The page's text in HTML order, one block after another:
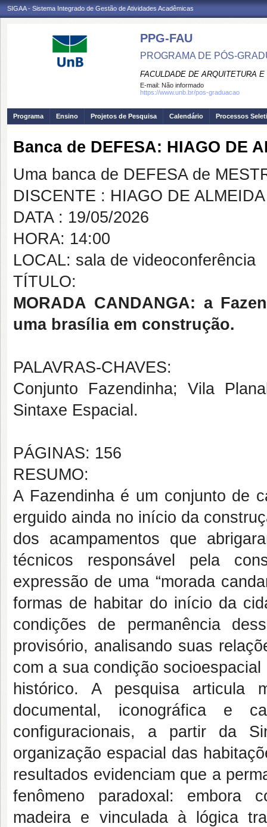
SIGAA - Sistema Integrado de Gestão de Atividades Acadêmicas
PPG-FAU
PROGRAMA DE PÓS-
FACULDADE DE ARQUITETURA
E-mail: Não informado
https://www.unb.br/pos-graduacao
Programa Ensino Projetos de Pesquisa Calendário Processos
Banca de DEFESA: HIAGO DE
Uma banca de DEFESA de
DISCENTE : HIAGO DE
DATA : 19/05/2026
HORA: 14:00
LOCAL: sala de videoconferência
TÍTULO:
MORADA CANDANGA: a
uma brasília em construção.
PALAVRAS-CHAVES:
Conjunto Fazendinha; Vila
Sintaxe Espacial.
PÁGINAS: 156
RESUMO:
A Fazendinha é um conjunto de
erguido ainda no início da
dos acampamentos que
técnicos responsável pela
expressão de uma “morada
formas de habitar do início da
condições de permanência
provisório, analisando suas
com a sua condição
histórico. A pesquisa articula
documental, iconográfica e
configuracionais, a partir da
organização espacial das
resultados evidenciam que a
fenômeno paradoxal: embora
madeira e vinculada à lógica